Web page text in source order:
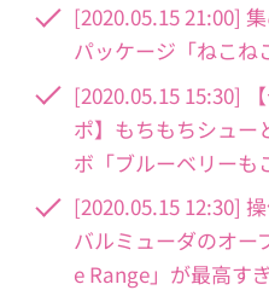
[2020.05.15 21:00]
パッケージ「ねこね
[2020.05.15 15:30]
ポ】もちもちシュー
ボ「ブルーベリーも
[2020.05.15 12:30]
バルミューダのオー
e Range」が最高す